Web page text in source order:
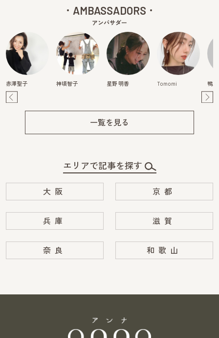
AMBASSADORS
アンバサダー
赤澤聖子 神頃智子 星野 明香 Tomomi 鴨
一覧を見る
エリアで記事を探す
大阪 京都
兵庫 滋賀
奈良 和歌山